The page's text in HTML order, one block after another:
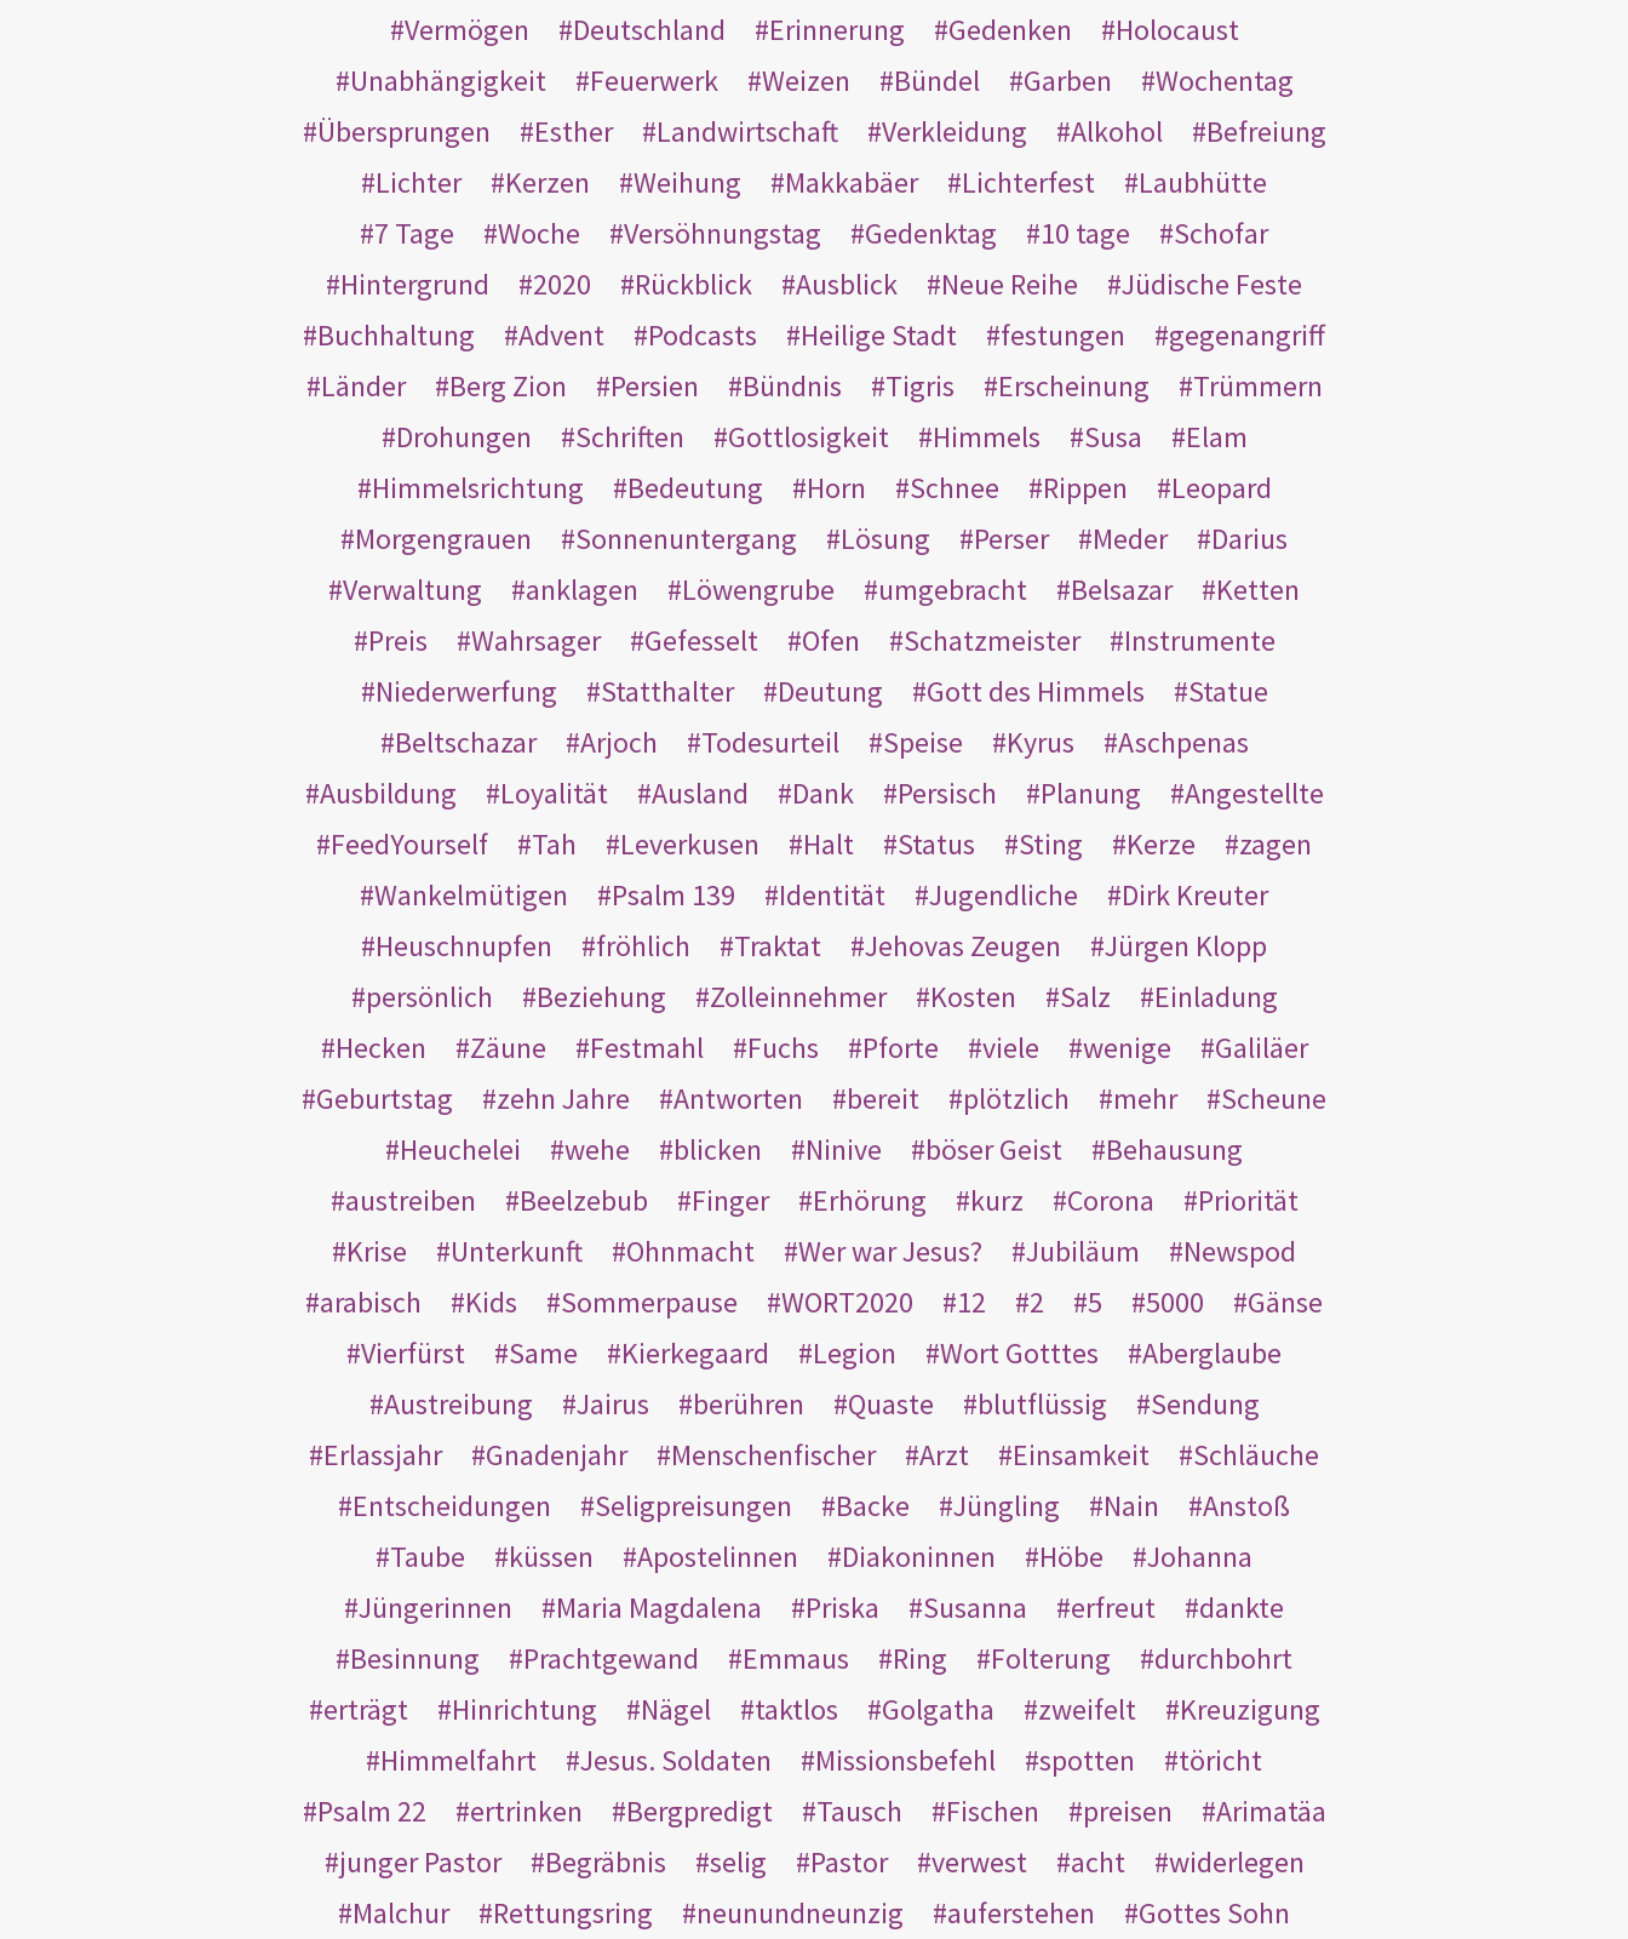
Vermögen
Deutschland Erinnerung Gedenken
Holocaust
Unabhängigkeit
Feuerwerk Weizen Bündel Garben
Wochentag
Übersprungen
Esther Landwirtschaft Verkleidung Alkohol
Befreiung
Lichter
Kerzen Weihung Makkabäer Lichterfest
Laubhütte
7 Tage
Woche Versöhnungstag Gedenktag 10 tage
Schofar
Hintergrund
2020 Rückblick Ausblick Neue Reihe
Jüdische Feste
Buchhaltung
Advent Podcasts Heilige Stadt festungen
gegenangriff
Länder
Berg Zion Persien Bündnis Tigris Erscheinung
Trümmern
Drohungen
Schriften Gottlosigkeit Himmels Susa
Elam
Himmelsrichtung
Bedeutung Horn Schnee Rippen
Leopard
Morgengrauen
Sonnenuntergang Lösung Perser Meder
Darius
Verwaltung
anklagen Löwengrube umgebracht Belsazar
Ketten
Preis
Wahrsager Gefesselt Ofen Schatzmeister
Instrumente
Niederwerfung
Statthalter Deutung Gott des Himmels
Statue
Beltschazar
Arjoch Todesurteil Speise Kyrus
Aschpenas
Ausbildung
Loyalität Ausland Dank Persisch Planung
Angestellte
FeedYourself
Tah Leverkusen Halt Status Sting Kerze
zagen
Wankelmütigen
Psalm 139 Identität Jugendliche
Dirk Kreuter
Heuschnupfen
fröhlich Traktat Jehovas Zeugen
Jürgen Klopp
persönlich
Beziehung Zolleinnehmer Kosten Salz
Einladung
Hecken
Zäune Festmahl Fuchs Pforte viele wenige
Galiläer
Geburtstag
zehn Jahre Antworten bereit plötzlich mehr
Scheune
Heuchelei
wehe blicken Ninive böser Geist
Behausung
austreiben
Beelzebub Finger Erhörung kurz Corona
Priorität
Krise
Unterkunft Ohnmacht Wer war Jesus? Jubiläum
Newspod
arabisch
Kids Sommerpause WORT2020 12 2 5 5000
Gänse
Vierfürst
Same Kierkegaard Legion Wort Gotttes
Aberglaube
Austreibung
Jairus berühren Quaste blutflüssig
Sendung
Erlassjahr
Gnadenjahr Menschenfischer Arzt Einsamkeit
Schläuche
Entscheidungen
Seligpreisungen Backe Jüngling Nain
Anstoß
Taube
küssen Apostelinnen Diakoninnen Höbe
Johanna
Jüngerinnen
Maria Magdalena Priska Susanna erfreut
dankte
Besinnung
Prachtgewand Emmaus Ring Folterung
durchbohrt
erträgt
Hinrichtung Nägel taktlos Golgatha zweifelt
Kreuzigung
Himmelfahrt
Jesus. Soldaten Missionsbefehl spotten
töricht
Psalm 22
ertrinken Bergpredigt Tausch Fischen preisen
Arimatäa
junger Pastor
Begräbnis selig Pastor verwest acht
widerlegen
Malchur
Rettungsring neunundneunzig auferstehen Gottes Sohn